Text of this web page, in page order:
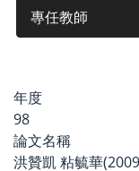
專任教師
年度
98
論文名稱
洪贊凱 粘毓華